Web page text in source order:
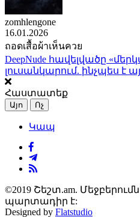
zomhlengone
16.01.2026
ถอดเสื้อผ้าเห็นควย
DeepNude հավելվածը
լուսանկարում. ինչպես է
Հաստատեք
Այո Ոչ
Կապ
©2019 Շեշտ.am.
պարտադիր է:
Designed by Flatstudio